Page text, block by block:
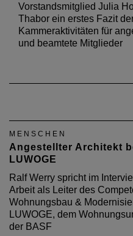
Vorstandsmitglied Julia
Thabor ein erstes Fazit
Kammeraktivitäten für
und beamtete Mitglieder
MENSCHEN
Angestellter Architekt
LUWOGE
Ralf Werry spricht im
Arbeit als Leiter des
Wohnungsbau &
LUWOGE, dem
der BASF